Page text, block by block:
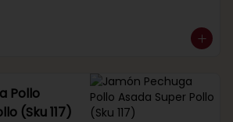
Pollo
(Sku 117)